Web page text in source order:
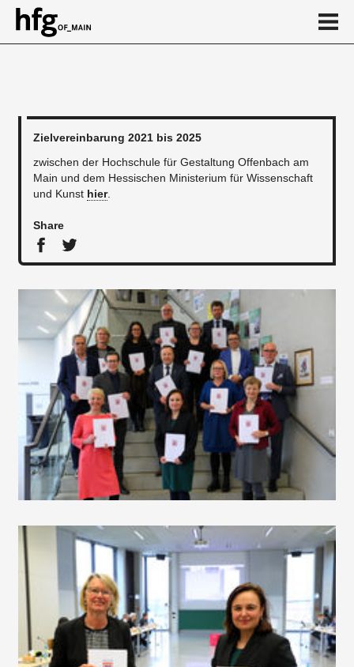
Zielvereinbarung 2021 bis 2025
zwischen der Hochschule für Gestaltung Offenbach am
Main und dem Hessischen Ministerium für Wissenschaft
und Kunst hier.
Share